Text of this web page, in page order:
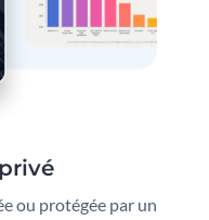
ou protégée par un